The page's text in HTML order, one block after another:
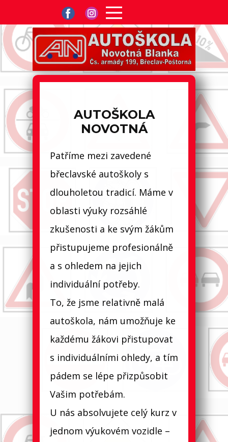
AUTOŠKOLA
NOVOTNÁ
Patříme mezi zavedené
břeclavské autoškoly s
dlouholetou tradicí. Máme v
oblasti výuky rozsáhlé
zkušenosti a ke svým žákům
přistupujeme profesionálně
a s ohledem na jejich
individuální p​otřeby.
To, že jsme relativně malá
autoškola, nám umožňuje ke
každému žákovi přistupovat
s individuálními ohledy, a tím
pádem se lépe přizpůsobit
Vašim potřebám.
U nás absolvujete celý kurz v
jednom výukovém vozidle –